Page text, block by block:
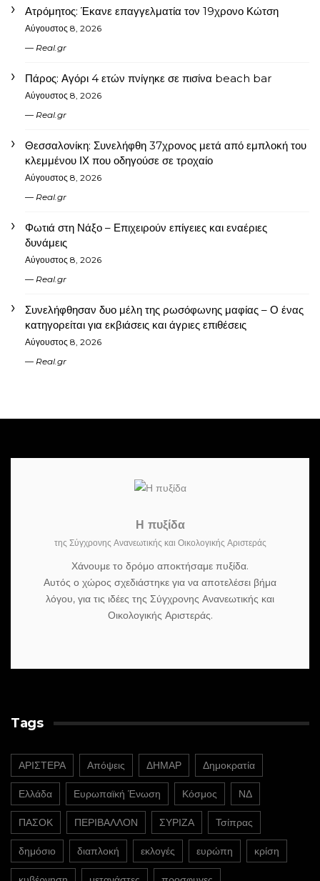
Ατρόμητος: Έκανε επαγγελματία τον 19χρονο Κώτση
Αύγουστος 8, 2026
Real.gr
Πάρος: Αγόρι 4 ετών πνίγηκε σε πισίνα beach bar
Αύγουστος 8, 2026
Real.gr
Θεσσαλονίκη: Συνελήφθη 37χρονος μετά από εμπλοκή του
κλεμμένου ΙΧ που οδηγούσε σε τροχαίο
Αύγουστος 8, 2026
Real.gr
Φωτιά στη Νάξο – Επιχειρούν επίγειες και εναέριες
δυνάμεις
Αύγουστος 8, 2026
Real.gr
Συνελήφθησαν δυο μέλη της ρωσόφωνης μαφίας – Ο ένας
κατηγορείται για εκβιάσεις και άγριες επιθέσεις
Αύγουστος 8, 2026
Real.gr
Η πυξίδα
της Σύγχρονης Ανανεωτικής και Οικολογικής Αριστεράς
Χάνουμε το δρόμο αποκτήσαμε πυξίδα.
Αυτός ο χώρος σχεδιάστηκε για να αποτελέσει βήμα
λόγου, για τις ιδέες της Σύγχρονης Ανανεωτικής και
Οικολογικής Αριστεράς.
Tags
ΑΡΙΣΤΕΡΑ Απόψεις ΔΗΜΑΡ Δημοκρατία
Ελλάδα Ευρωπαϊκή Ένωση Κόσμος ΝΔ
ΠΑΣΟΚ ΠΕΡΙΒΑΛΛΟΝ ΣΥΡΙΖΑ Τσίπρας
δημόσιο διαπλοκή εκλογές ευρώπη κρίση